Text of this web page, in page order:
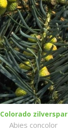
Colorado zilverspar
Abies concolor